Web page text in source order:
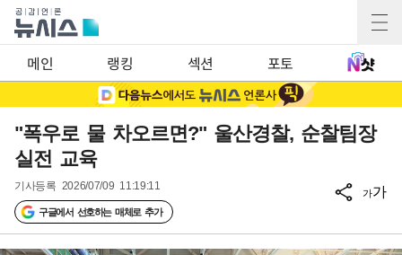
메인 랭킹 섹션 포토
"폭우로 물 차오르면?" 울산경찰, 순찰팀장
실전 교육
기사등록 2026/07/09 11:19:11
구글에서 선호하는 매체로 추가
가가